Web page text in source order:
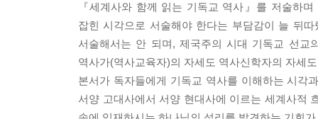
제5부 세계사와 함께 읽는 기독교 역사(현대 편)
제1장 서양 현대사에 대한 이해 417
1. 제국주의 418
2. 제국주의 열강의 대립 427
3. 제1차 세계 대전 435
프랑크족과 로마인의 융합을 용이하게 만들었다.
A.D. 756년 피핀 3세(Pepin Ⅲ)는 롬바르드족을
테판 2세가 그의 왕위를 지지하여 준 것에 대한
발라(Lorenzo Valla)는 문헌학적 분석과 언어학적
A.D. 800년 12월 25일 교황 레오 3세는 로마의 성
황제의 관을 씌우고 기름을 부었다. 레오 3세는 샤
『세계사와 함께 읽는 기독교 역사』를 저술하
잡힌 시각으로 서술해야 한다는 부담감이 늘 뒤
서술해서는 안 되며, 제국주의 시대 기독교 선교
역사가(역사교육자)의 자세도 역사신학자의 자세
본서가 독자들에게 기독교 역사를 이해하는 시각
서양 고대사에서 서양 현대사에 이르는 세계사적